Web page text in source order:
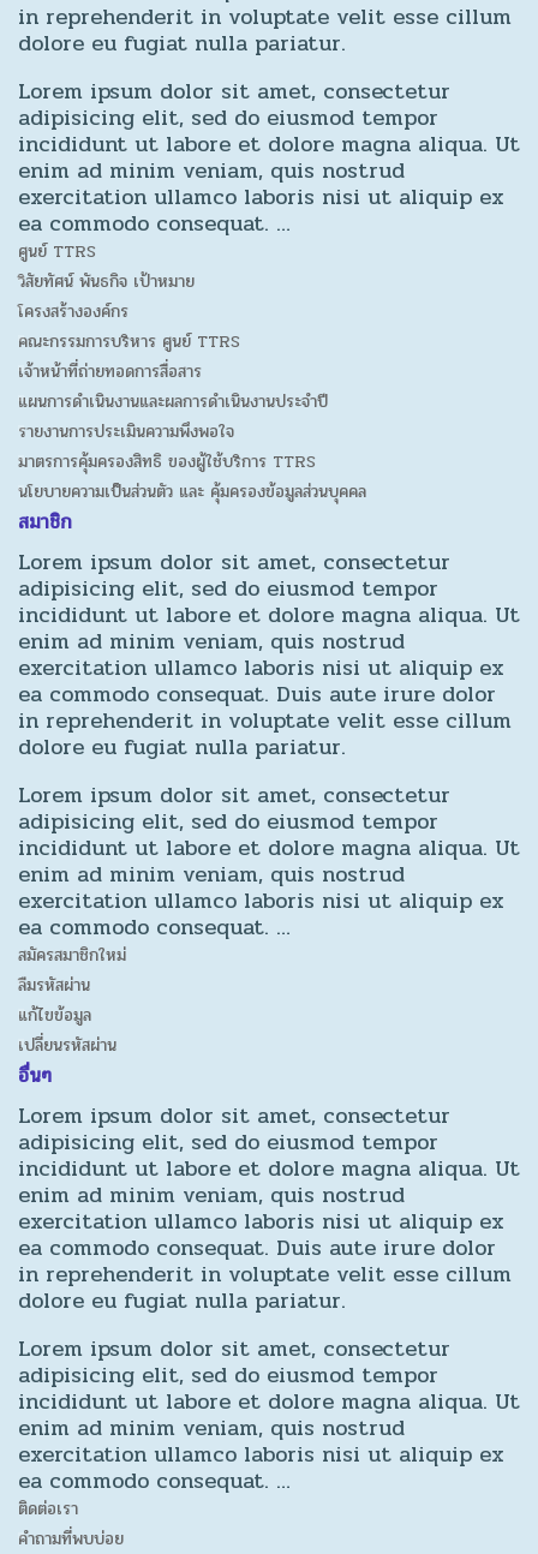
in reprehenderit in voluptate velit esse cillum
dolore eu fugiat nulla pariatur.
Lorem ipsum dolor sit amet, consectetur
adipisicing elit, sed do eiusmod tempor
incididunt ut labore et dolore magna aliqua. Ut
enim ad minim veniam, quis nostrud
exercitation ullamco laboris nisi ut aliquip ex
ea commodo consequat. …
ศูนย์ TTRS
วิสัยทัศน์ พันธกิจ เป้าหมาย
โครงสร้างองค์กร
คณะกรรมการบริหาร ศูนย์ TTRS
เจ้าหน้าที่ถ่ายทอดการสื่อสาร
แผนการดำเนินงานและผลการดำเนินงานประจำปี
รายงานการประเมินความพึงพอใจ
มาตรการคุ้มครองสิทธิ ของผู้ใช้บริการ TTRS
นโยบายความเป็นส่วนตัว และ คุ้มครองข้อมูลส่วนบุคคล
สมาชิก
Lorem ipsum dolor sit amet, consectetur
adipisicing elit, sed do eiusmod tempor
incididunt ut labore et dolore magna aliqua. Ut
enim ad minim veniam, quis nostrud
exercitation ullamco laboris nisi ut aliquip ex
ea commodo consequat. Duis aute irure dolor
in reprehenderit in voluptate velit esse cillum
dolore eu fugiat nulla pariatur.
Lorem ipsum dolor sit amet, consectetur
adipisicing elit, sed do eiusmod tempor
incididunt ut labore et dolore magna aliqua. Ut
enim ad minim veniam, quis nostrud
exercitation ullamco laboris nisi ut aliquip ex
ea commodo consequat. …
สมัครสมาชิกใหม่
ลืมรหัสผ่าน
แก้ไขข้อมูล
เปลี่ยนรหัสผ่าน
อื่นๆ
Lorem ipsum dolor sit amet, consectetur
adipisicing elit, sed do eiusmod tempor
incididunt ut labore et dolore magna aliqua. Ut
enim ad minim veniam, quis nostrud
exercitation ullamco laboris nisi ut aliquip ex
ea commodo consequat. Duis aute irure dolor
in reprehenderit in voluptate velit esse cillum
dolore eu fugiat nulla pariatur.
Lorem ipsum dolor sit amet, consectetur
adipisicing elit, sed do eiusmod tempor
incididunt ut labore et dolore magna aliqua. Ut
enim ad minim veniam, quis nostrud
exercitation ullamco laboris nisi ut aliquip ex
ea commodo consequat. …
ติดต่อเรา
คำถามที่พบบ่อย